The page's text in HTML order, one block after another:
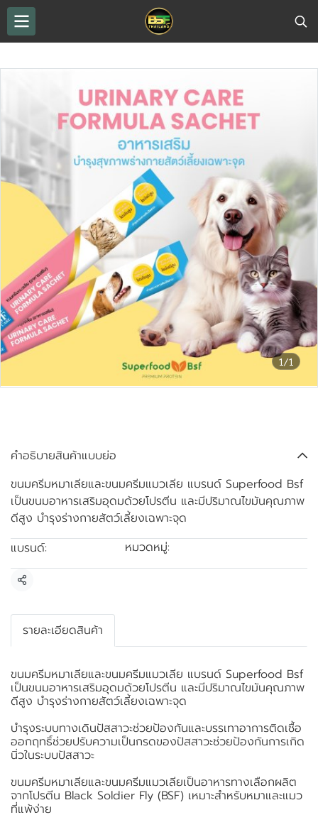
1/1
คำอธิบายสินค้าแบบย่อ
ขนมครีมหมาเลียและขนมครีมแมวเลีย แบรนด์ Superfood Bsf
เป็นขนมอาหารเสริมอุดมด้วยโปรตีน และมีปริมาณไขมันคุณภาพ
ดีสูง บำรุงร่างกายสัตว์เลี้ยงเฉพาะจุด
แบรนด์:
หมวดหมู่:
แชร์
รายละเอียดสินค้า
ขนมครีมหมาเลียและขนมครีมแมวเลีย แบรนด์ Superfood Bsf
เป็นขนมอาหารเสริมอุดมด้วยโปรตีน และมีปริมาณไขมันคุณภาพ
ดีสูง บำรุงร่างกายสัตว์เลี้ยงเฉพาะจุด
บำรุงระบบทางเดินปัสสาวะช่วยป้องกันและบรรเทาอาการติดเชื้อ
ออกฤทธิ์ช่วยปรับความเป็นกรดของปัสสาวะช่วยป้องกันการเกิด
นิ่วในระบบปัสสาวะ
ขนมครีมหมาเลียและขนมครีมแมวเลียเป็นอาหารทางเลือกผลิต
จากโปรตีน Black Soldier Fly (BSF) เหมาะสำหรับหมาและแมว
ที่แพ้ง่าย